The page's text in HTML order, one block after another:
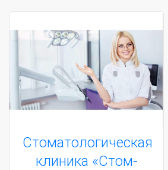
Стоматологическая
клиника «Стом-